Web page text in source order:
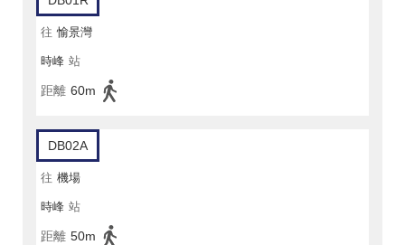
往 愉景灣
時峰 站
距離 60m
DB02A
往 機場
時峰 站
距離 50m